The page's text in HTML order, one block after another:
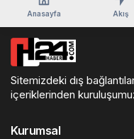
Anasayfa Akış
Sitemizdeki dış
içeriklerinden
Kurumsal